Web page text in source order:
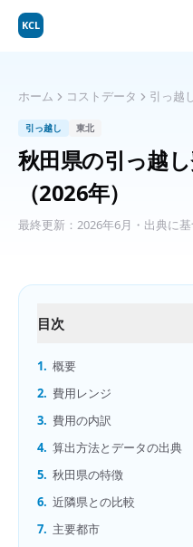
KCL
ホーム コストデータ 引っ越
引っ越し 東北
秋田県の引っ越
（2026年）
最終更新： 2026年6月 ・出典に
目次
1. 概要
2. 費用レンジ
3. 費用の内訳
4. 算出方法とデータの出典
5. 秋田県の特徴
6. 近隣県との比較
7. 主要都市